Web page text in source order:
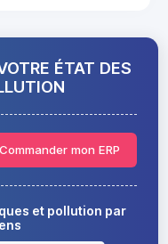
ÉTAT DES
Commander mon ERP
et pollution par